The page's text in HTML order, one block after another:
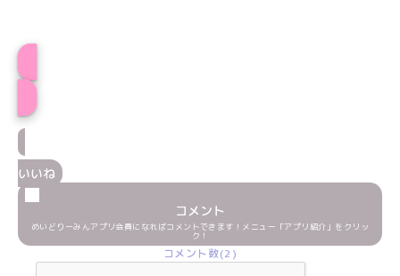
いいね
コメント
めいどりーみんアプリ会員になればコメントできます！メニュー「アプリ紹介」をクリッ
ク！
コメント数(2)